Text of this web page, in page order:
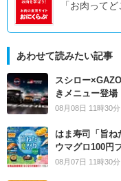
「お肉ってど
あわせて読みたい記事
スシロー
きメニュー登場
08月08日 11時30分
はま寿司「旨ね
ウマグロ100円
08月07日 11時30分